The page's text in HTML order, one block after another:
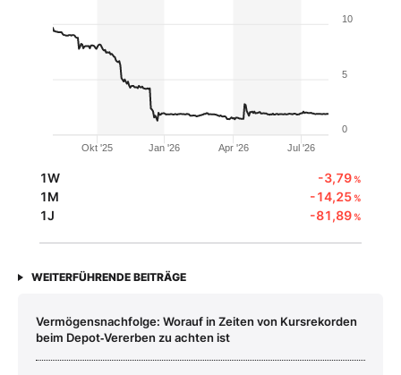
Okt '25 Jan '26 Apr '26 Jul '26
0
5
10
1W -3,79%
1M -14,25%
1J -81,89%
WEITERFÜHRENDE BEITRÄGE
Vermögensnachfolge: Worauf in Zeiten von Kursrekorden
beim Depot‑Vererben zu achten ist